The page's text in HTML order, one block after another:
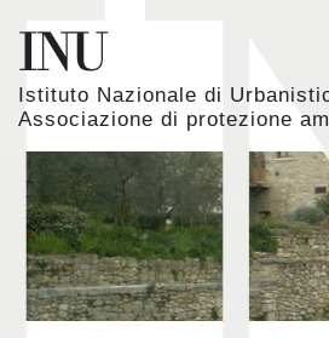
Istituto Nazionale di
Associazione di protezione